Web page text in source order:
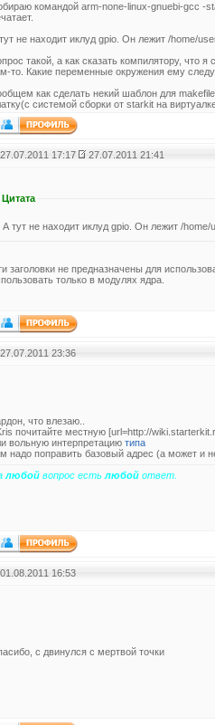
командой arm-none-linux-gnuebi-gcc -
не находит иклуд gpio. Он лежит /home/
такой, а как сказать компилятору, что
то. Какие переменные окружения ему
как сделать некий шаблон для
системой сборки от starkit на
27.07.2011 17:17 27.07.2011 21:41
Цитата
А тут не находит иклуд gpio. Он лежит /
заголовки не предназначены для
только в модулях ядра.
27.07.2011 23:36
что влезаю..
почитайте местную [url=http://
вольную интерпретацию типа
надо поправить базовый адрес (а может и
любой вопрос есть любой ответ.
01.08.2011 16:53
с двинулся с мертвой точки